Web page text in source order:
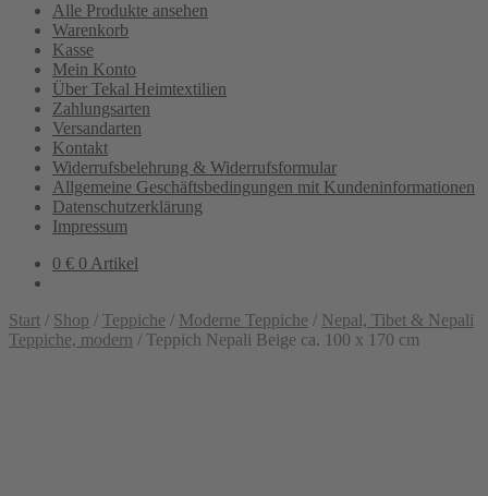
Alle Produkte ansehen
Warenkorb
Kasse
Mein Konto
Über Tekal Heimtextilien
Zahlungsarten
Versandarten
Kontakt
Widerrufsbelehrung & Widerrufsformular
Allgemeine Geschäftsbedingungen mit Kundeninformationen
Datenschutzerklärung
Impressum
0 € 0 Artikel
Start / Shop / Teppiche / Moderne Teppiche / Nepal, Tibet & Nepali
Teppiche, modern / Teppich Nepali Beige ca. 100 x 170 cm